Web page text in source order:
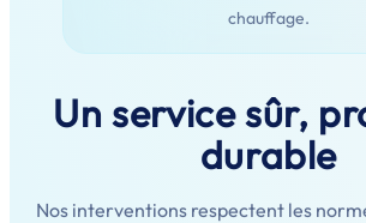
chauffage.
Un service sûr,
durable
Nos interventions respectent les